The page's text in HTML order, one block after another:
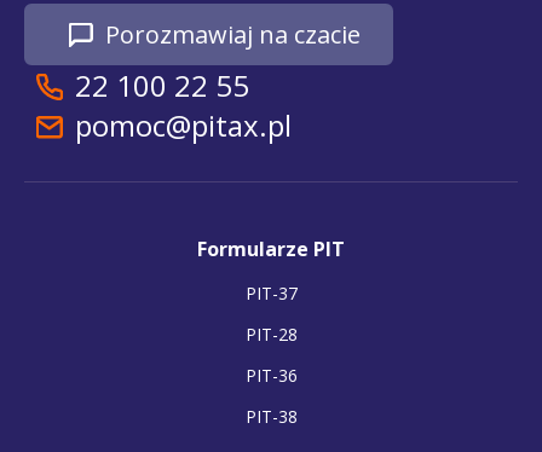
Porozmawiaj na czacie
22 100 22 55
pomoc@pitax.pl
Formularze PIT
PIT-37
PIT-28
PIT-36
PIT-38